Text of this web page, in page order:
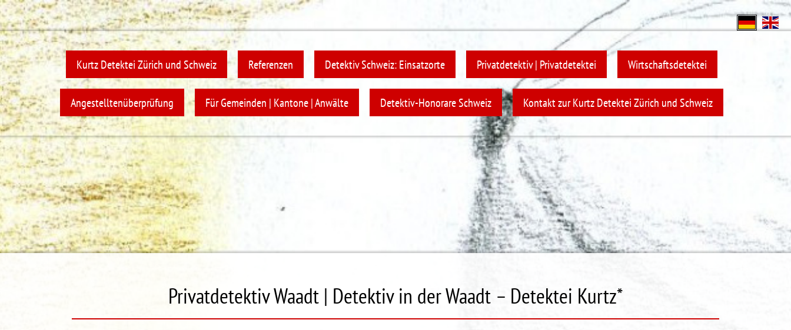
Kurtz Detektei Zürich und Schweiz Referenzen Detektiv Schweiz: Einsatzorte Privatdetektiv | Privatdetektei Wirtschaftsdetektei
Angestelltenüberprüfung Für Gemeinden | Kantone | Anwälte Detektiv-Honorare Schweiz Kontakt zur Kurtz Detektei Zürich und Schweiz
Privatdetektiv Waadt | Detektiv in der Waadt – Detektei Kurtz*